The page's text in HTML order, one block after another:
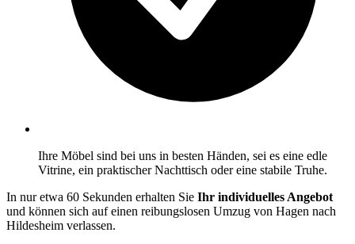
Ihre Möbel sind bei uns in besten Händen, sei es eine edle
Vitrine, ein praktischer Nachttisch oder eine stabile Truhe.
In nur etwa 60 Sekunden erhalten Sie Ihr individuelles Angebot
und können sich auf einen reibungslosen Umzug von Hagen nach
Hildesheim verlassen.